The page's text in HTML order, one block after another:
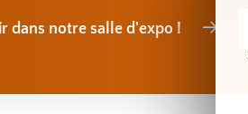
dans notre salle d'expo !